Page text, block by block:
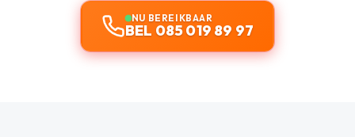
NU BEREIKBAAR
BEL 085 019 89 97